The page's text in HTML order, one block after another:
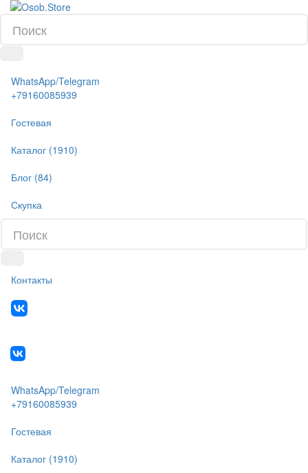
WhatsApp/Telegram
+79160085939
Гостевая
Каталог (1910)
Блог (84)
Скупка
Контакты
WhatsApp/Telegram
+79160085939
Гостевая
Каталог (1910)